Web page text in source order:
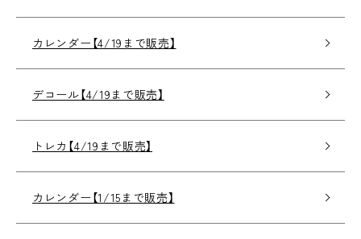
カレンダー【4/19まで販売】
デコール【4/19まで販売】
トレカ【4/19まで販売】
カレンダー【1/15まで販売】